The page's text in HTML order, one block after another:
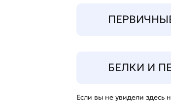
БЕЛКИ И
Если вы не увидели здесь